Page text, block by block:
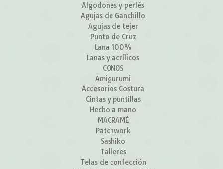
Algodones y perlés
Agujas de Ganchillo
Agujas de tejer
Punto de Cruz
Lana 100%
Lanas y acrílicos
CONOS
Amigurumi
Accesorios Costura
Cintas y puntillas
Hecho a mano
MACRAMÉ
Patchwork
Sashiko
Talleres
Telas de confección